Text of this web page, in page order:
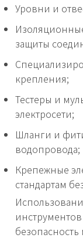
Уровни и
защиты
крепления;
Тестеры и
электросети;
Шланги и
водопровода;
Крепежные
стандартам
безопасность